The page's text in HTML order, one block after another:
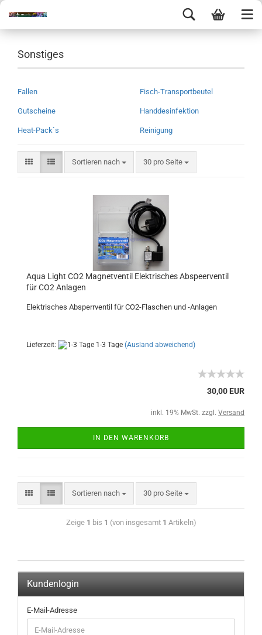
Sonstiges
Fallen Fisch-Transportbeutel
Gutscheine Handdesinfektion
Heat-Pack`s Reinigung
Sortieren nach 30 pro Seite
Aqua Light CO2 Magnetventil Elektrisches Abspeerventil
für CO2 Anlagen
Elektrisches Absperrventil für CO2-Flaschen und -Anlagen
Lieferzeit: 1-3 Tage (Ausland abweichend)
30,00 EUR
inkl. 19% MwSt. zzgl. Versand
IN DEN WARENKORB
Sortieren nach 30 pro Seite
Zeige 1 bis 1 (von insgesamt 1 Artikeln)
Kundenlogin
E-Mail-Adresse